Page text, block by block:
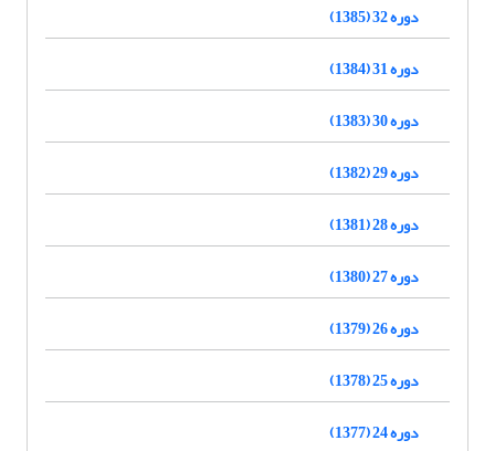
دوره 32 (1385)
دوره 31 (1384)
دوره 30 (1383)
دوره 29 (1382)
دوره 28 (1381)
دوره 27 (1380)
دوره 26 (1379)
دوره 25 (1378)
دوره 24 (1377)